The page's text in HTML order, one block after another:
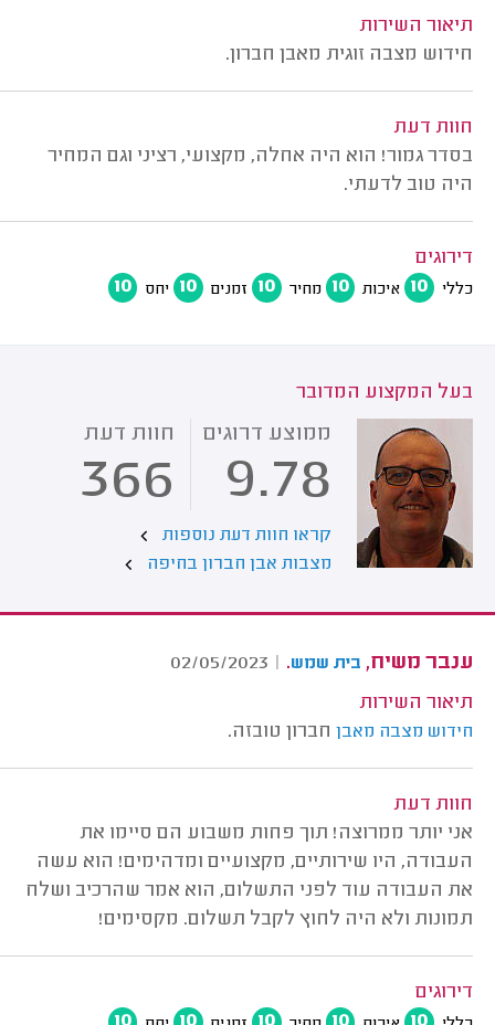
תיאור השירות
חידוש מצבה זוגית מאבן חברון.
חוות דעת
בסדר גמור! הוא היה אחלה, מקצועי, רציני וגם המחיר
היה טוב לדעתי.
דירוגים
כללי 10 איכות 10 מחיר 10 זמנים 10 יחס 10
בעל המקצוע המדובר
ממוצע דרוגים
9.78
חוות דעת
366
קראו חוות דעת נוספות
מצבות אבן חברון בחיפה
ענבר משיח, בית שמש.
|
02/05/2023
תיאור השירות
חידוש מצבה מאבן חברון טובזה.
חוות דעת
אני יותר ממרוצה! תוך פחות משבוע הם סיימו את
העבודה, היו שירותיים, מקצועיים ומדהימים! הוא עשה
את העבודה עוד לפני התשלום, הוא אמר שהרכיב ושלח
תמונות ולא היה לחוץ לקבל תשלום. מקסימים!
דירוגים